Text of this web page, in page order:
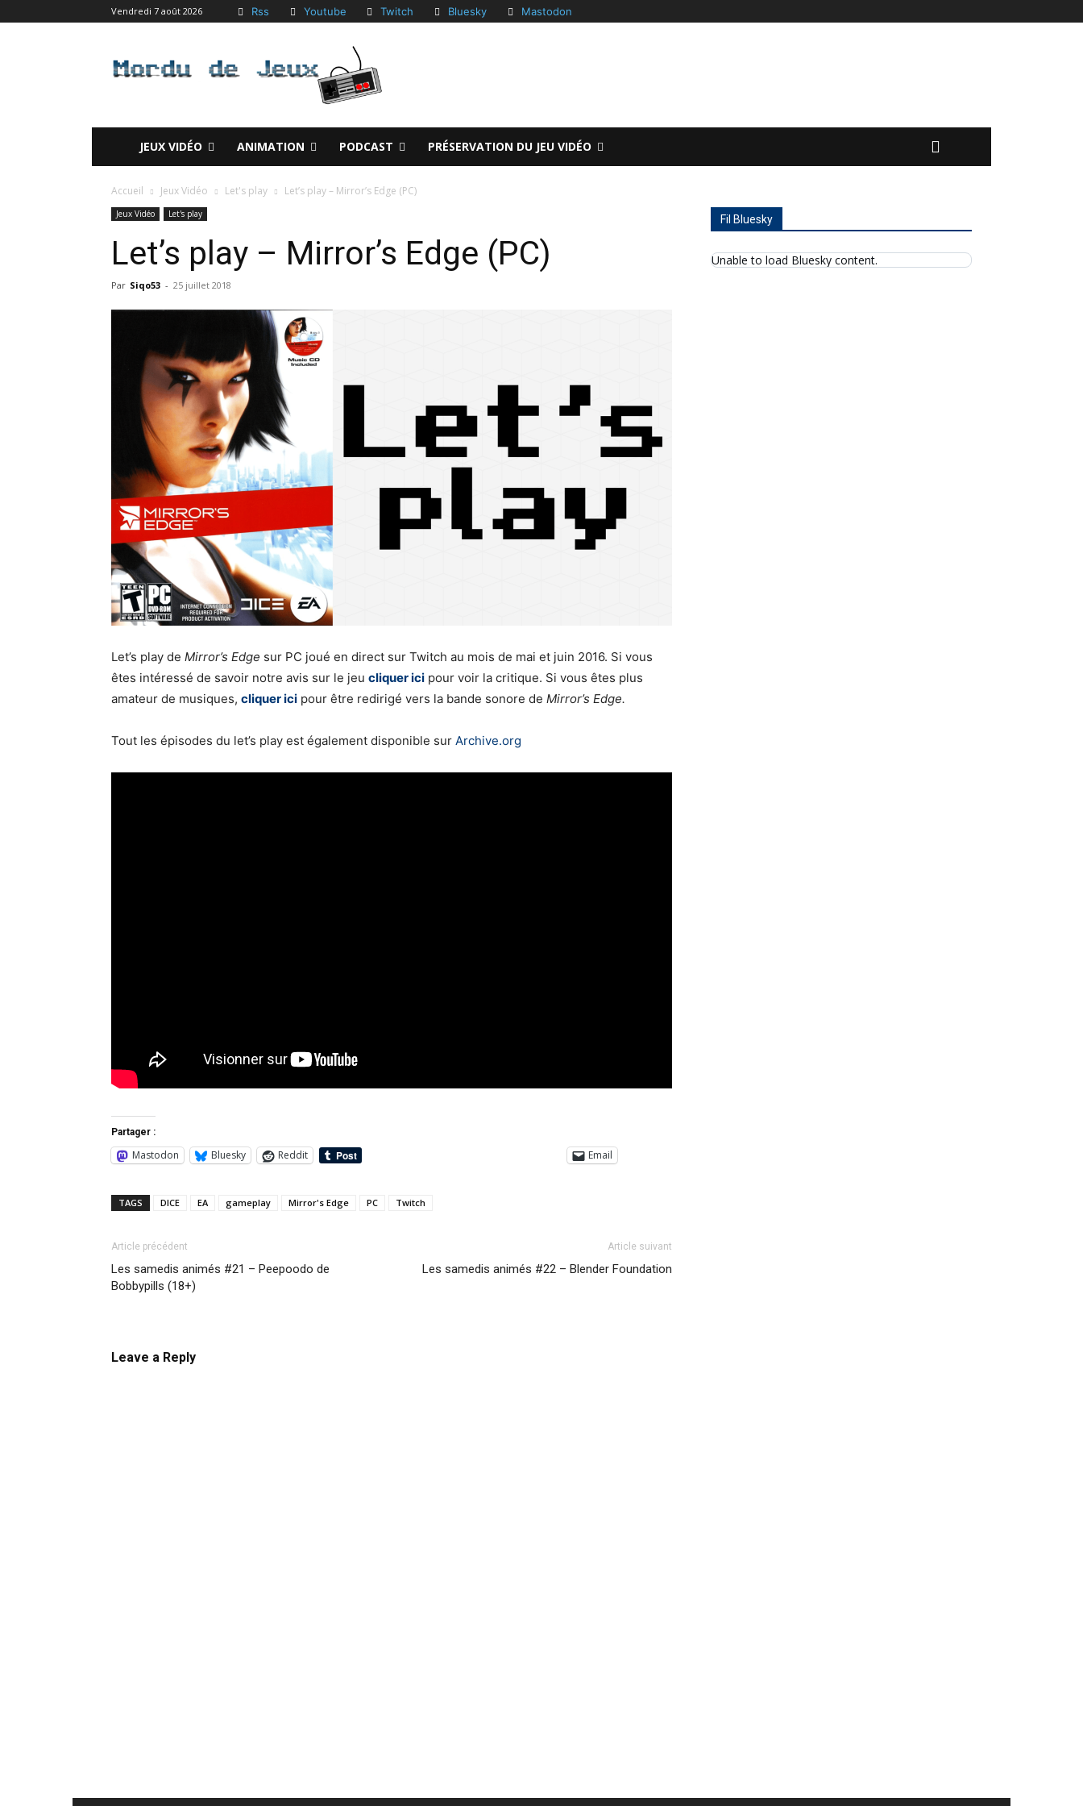
Vendredi 7 août 2026 Rss Youtube Twitch Bluesky Mastodon
JEUX VIDÉO ANIMATION PODCAST PRÉSERVATION DU JEU VIDÉO
Accueil Jeux Vidéo Let's play Let’s play – Mirror’s Edge (PC)
Jeux Vidéo Let's play
Let’s play – Mirror’s Edge (PC)
Par Siqo53 - 25 juillet 2018
Let’s play de Mirror’s Edge sur PC joué en direct sur Twitch au mois de mai et juin 2016. Si vous
êtes intéressé de savoir notre avis sur le jeu cliquer ici pour voir la critique. Si vous êtes plus
amateur de musiques, cliquer ici pour être redirigé vers la bande sonore de Mirror’s Edge.
Tout les épisodes du let’s play est également disponible sur Archive.org
Partager :
Mastodon Bluesky Reddit Email
TAGS DICE EA gameplay Mirror's Edge PC Twitch
Article précédent
Les samedis animés #21 – Peepoodo de
Bobbypills (18+)
Article suivant
Les samedis animés #22 – Blender Foundation
Leave a Reply
Fil Bluesky
Unable to load Bluesky content.